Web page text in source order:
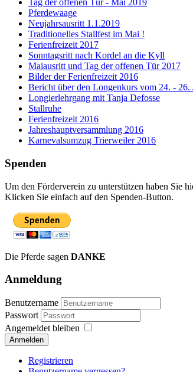
Tag der offenen Tür - Mai 2019
Pferdewaage
Neujahrsausritt 1.1.2019
Traditionelles Stallfest im Mai !
Ferienfreizeit 2017
Sonntagsritt nach Kordel an die Kyll
Maiausritt und Tag der offenen Tür 2017
Bilder der Ferienfreizeit 2016
Bericht über den Longenkurs vom 24. - 26.
Longierlehrgang mit Tanja Defosse
Stallruhe
Ferienfreizeit 2016
Jahreshauptversammlung 2016
Karnevalsumzug Trierweiler 2016
Spenden
Um den Förderverein zu unterstützen haben Sie
Klicken Sie einfach auf den Spenden-Button.
Die Pferde sagen DANKE
Anmeldung
Benutzername
Passwort
Angemeldet bleiben
Anmelden
Registrieren